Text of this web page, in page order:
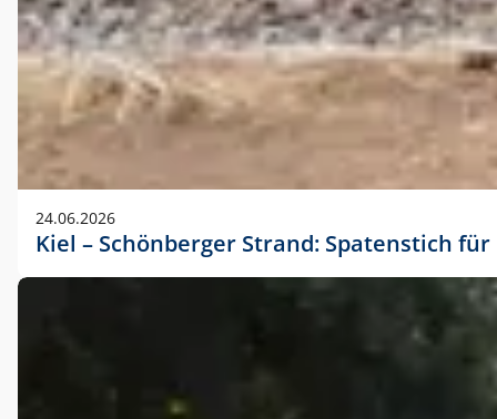
24.06.2026
Kiel – Schönberger Strand: Spatenstich